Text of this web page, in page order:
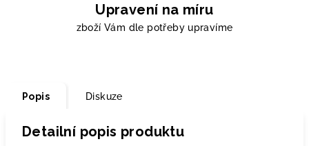
Upravení na míru
zboží Vám dle potřeby upravíme
Popis Diskuze
Detailní popis produktu